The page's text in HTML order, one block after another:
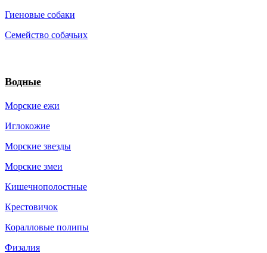
Гиеновые собаки
Семейство собачьих
Водные
Морские ежи
Иглокожие
Морские звезды
Морские змеи
Кишечнополостные
Крестовичок
Коралловые полипы
Физалия